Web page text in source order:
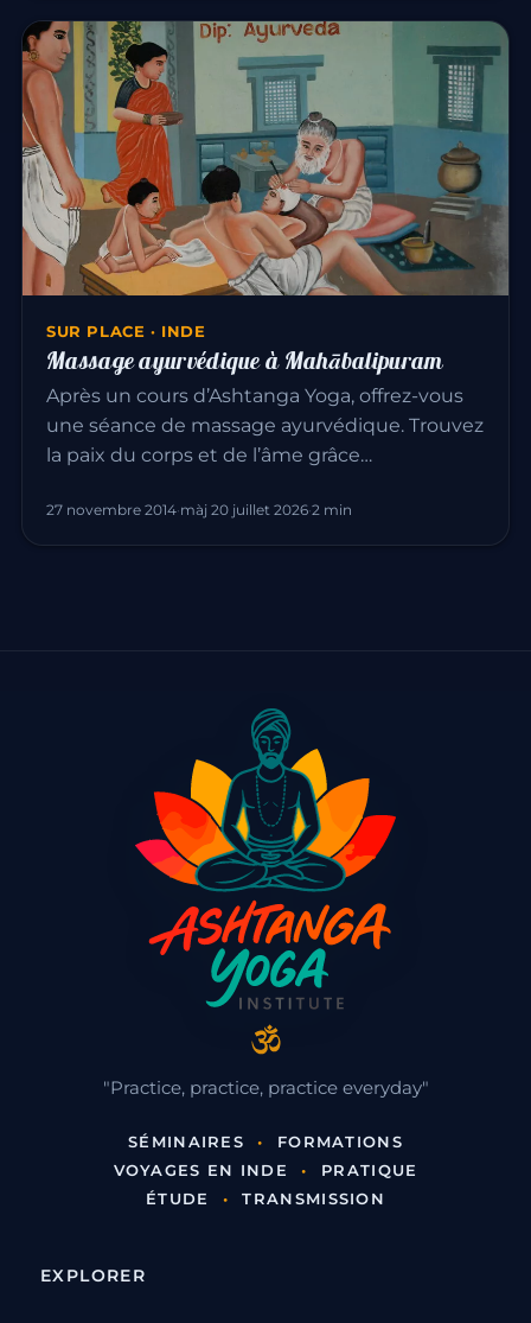
SUR PLACE · INDE
Massage ayurvédique à Mahābalipuram
Après un cours d’Ashtanga Yoga, offrez-vous
une séance de massage ayurvédique. Trouvez
la paix du corps et de l’âme grâce…
27 novembre 2014·màj 20 juillet 2026·2 min
"Practice, practice, practice everyday"
SÉMINAIRES •
FORMATIONS
VOYAGES EN INDE
•
PRATIQUE
ÉTUDE
• TRANSMISSION
EXPLORER